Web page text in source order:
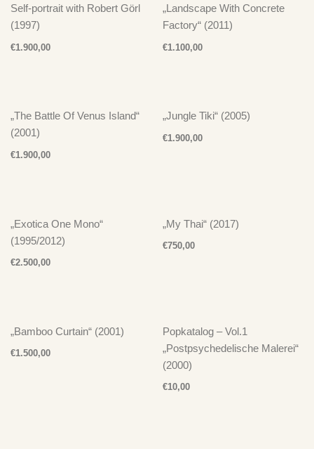
Self-portrait with Robert Görl
(1997)
€1.900,00
„Landscape With Concrete
Factory“ (2011)
€1.100,00
„The Battle Of Venus Island“
(2001)
€1.900,00
„Jungle Tiki“ (2005)
€1.900,00
„Exotica One Mono“
(1995/2012)
€2.500,00
„My Thai“ (2017)
€750,00
„Bamboo Curtain“ (2001)
€1.500,00
Popkatalog – Vol.1
„Postpsychedelische Malerei“
(2000)
€10,00